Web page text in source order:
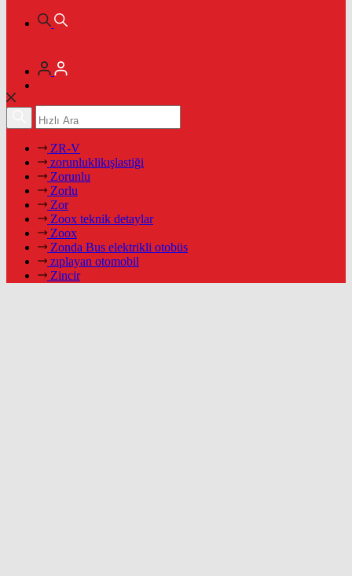
ZR-V
zorunluklikışlastiği
Zorunlu
Zorlu
Zor
Zoox teknik detaylar
Zoox
Zonda Bus elektrikli otobüs
zıplayan otomobil
Zincir